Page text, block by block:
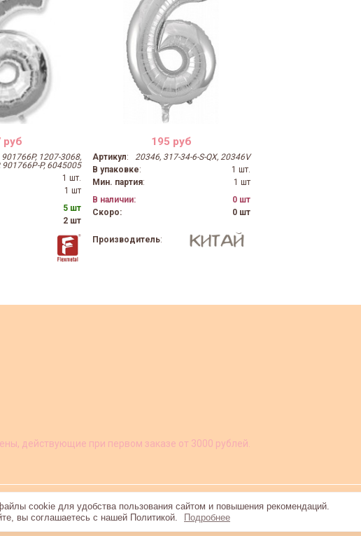
руб
901766P, 1207-3068,
901766P-P, 6045005
1 шт.
1 шт
5 шт
2 шт
195 руб
Артикул:
20346, 317-34-6-S-QX, 20346V
В упаковке:
1 шт.
Мин. партия:
1 шт
В наличии:
0 шт
Скоро:
0 шт
Производитель:
действующие при первом заказе от 3000 рублей.
cookie для удобства пользования сайтом и повышения рекомендаций.
вы соглашаетесь с нашей Политикой.
Подробнее